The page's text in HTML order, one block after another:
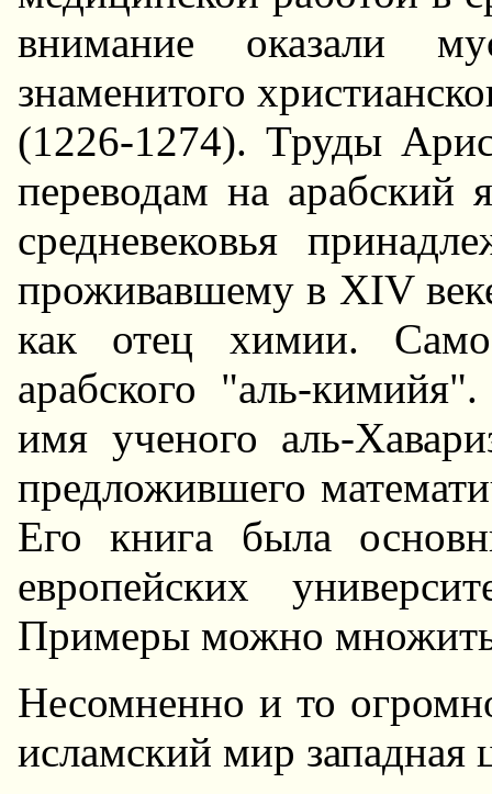
внимание оказали
знаменитого
(1226-1274). Труды
переводам на арабский
средневековья
проживавшему в XIV
как отец химии.
арабского "аль-
имя ученого аль-
предложившего
Его книга была
европейских
Примеры можно
Hесомненно и то
исламский мир западная